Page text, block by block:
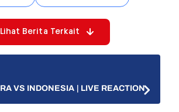
Lihat Berita Terkait
VS INDONESIA | LIVE REACTION